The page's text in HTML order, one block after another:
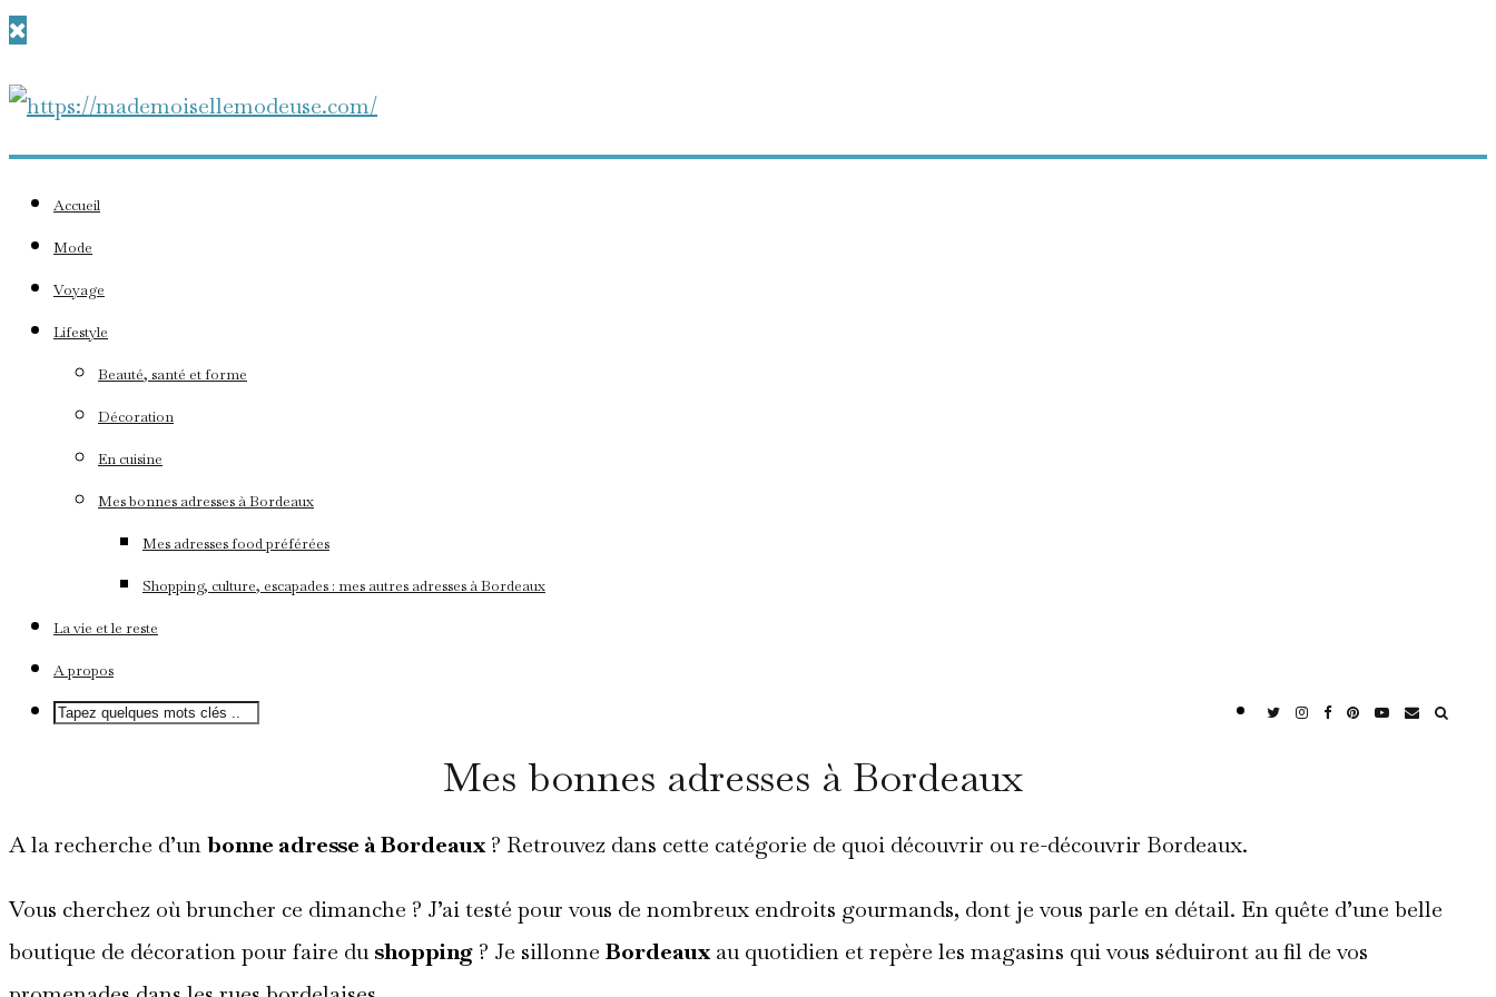
Accueil
Mode
Voyage
Lifestyle
Beauté, santé et forme
Décoration
En cuisine
Mes bonnes adresses à Bordeaux
Mes adresses food préférées
Shopping, culture, escapades : mes autres adresses à Bordeaux
La vie et le reste
A propos
Mes bonnes adresses à Bordeaux
A la recherche d’unbonne adresse à Bordeaux? Retrouvez dans cette catégorie de quoi découvrir ou re-découvrir Bordeaux.
Vous cherchez où bruncher ce dimanche ? J’ai testé pour vous de nombreux endroits gourmands, dont je vous parle en détail. En quête d’une belle
boutique de décoration pour faire dushopping ? Je sillonne Bordeauxau quotidien et repère les magasins qui vous séduiront au fil de vos